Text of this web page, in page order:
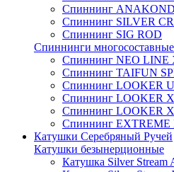
Спиннинг
Спиннинг SILVER
Спиннинг SIG ROD
Спиннинги многосоставные
Спиннинг NEO LINE
Спиннинг TAIFUN
Спиннинг LOOKER
Спиннинг LOOKER
Спиннинг LOOKER
Спиннинг
Катушки Серебряный Ручей
Катушки безынерционные
Катушка Silver